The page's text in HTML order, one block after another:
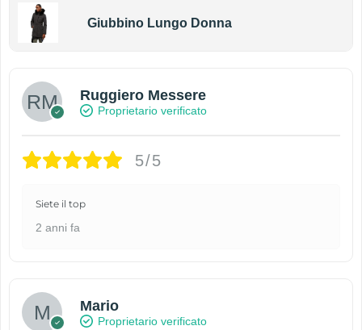
Giubbino Lungo Donna
Ruggiero Messere
Proprietario verificato
5/5
Siete il top
2 anni fa
Mario
Proprietario verificato